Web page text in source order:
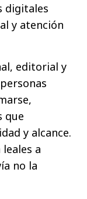
digitales
y atención
editorial y
que
y alcance.
a
no la